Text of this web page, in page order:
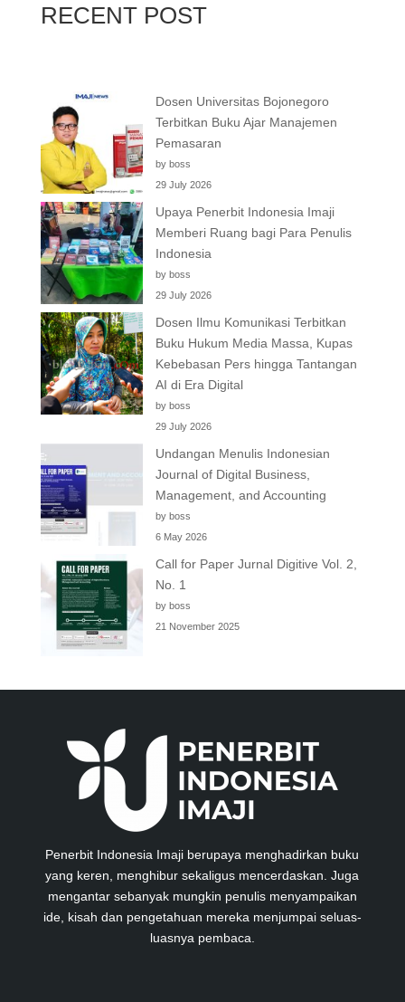
RECENT POST
Dosen Universitas Bojonegoro
Terbitkan Buku Ajar Manajemen
Pemasaran
by boss
29 July 2026
Upaya Penerbit Indonesia Imaji
Memberi Ruang bagi Para Penulis
Indonesia
by boss
29 July 2026
Dosen Ilmu Komunikasi Terbitkan
Buku Hukum Media Massa, Kupas
Kebebasan Pers hingga Tantangan
AI di Era Digital
by boss
29 July 2026
Undangan Menulis Indonesian
Journal of Digital Business,
Management, and Accounting
by boss
6 May 2026
Call for Paper Jurnal Digitive Vol. 2,
No. 1
by boss
21 November 2025
Penerbit Indonesia Imaji berupaya menghadirkan buku
yang keren, menghibur sekaligus mencerdaskan. Juga
mengantar sebanyak mungkin penulis menyampaikan
ide, kisah dan pengetahuan mereka menjumpai seluas-
luasnya pembaca.